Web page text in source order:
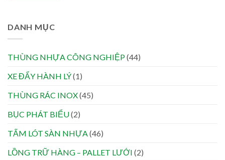
DANH MỤC
THÙNG NHỰA CÔNG NGHIỆP(44)
XE ĐẨY HÀNH LÝ(1)
THÙNG RÁC INOX(45)
BỤC PHÁT BIỂU(2)
TẤM LÓT SÀN NHỰA(46)
LỒNG TRỮ HÀNG – PALLET LƯỚI (2)